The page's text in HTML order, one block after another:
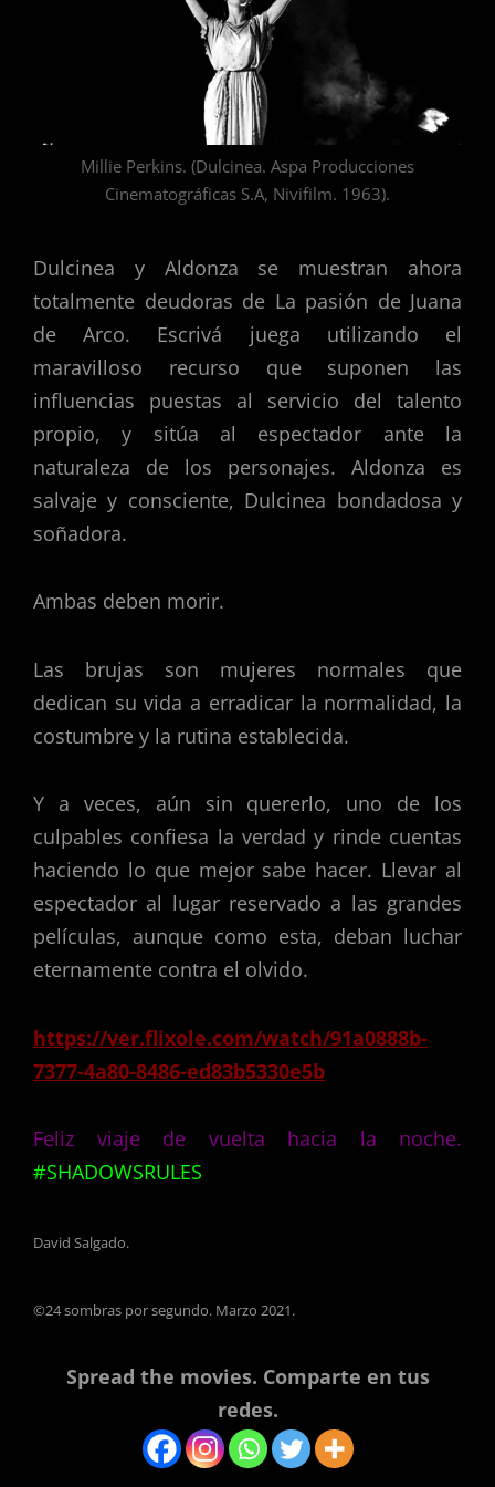
Millie Perkins. (Dulcinea. Aspa Producciones
Cinematográficas S.A, Nivifilm. 1963).
Dulcinea y Aldonza se muestran ahora
totalmente deudoras de La pasión de Juana
de Arco. Escrivá juega utilizando el
maravilloso recurso que suponen las
influencias puestas al servicio del talento
propio, y sitúa al espectador ante la
naturaleza de los personajes. Aldonza es
salvaje y consciente, Dulcinea bondadosa y
soñadora.
Ambas deben morir.
Las brujas son mujeres normales que
dedican su vida a erradicar la normalidad, la
costumbre y la rutina establecida.
Y a veces, aún sin quererlo, uno de los
culpables confiesa la verdad y rinde cuentas
haciendo lo que mejor sabe hacer. Llevar al
espectador al lugar reservado a las grandes
películas, aunque como esta, deban luchar
eternamente contra el olvido.
https://ver.flixole.com/watch/91a0888b-
7377-4a80-8486-ed83b5330e5b
Feliz viaje de vuelta hacia la noche.
#SHADOWSRULES
David Salgado.
©24 sombras por segundo. Marzo 2021.
Spread the movies. Comparte en tus
redes.